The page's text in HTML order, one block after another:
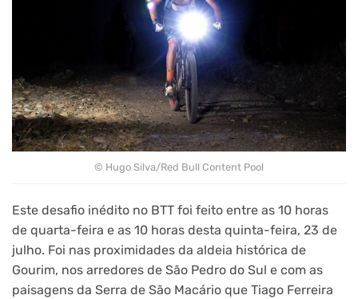
© Hugo Silva/Red Bull Content Pool
Este desafio inédito no BTT foi feito entre as 10 horas
de quarta-feira e as 10 horas desta quinta-feira, 23 de
julho. Foi nas proximidades da aldeia histórica de
Gourim, nos arredores de São Pedro do Sul e com as
paisagens da Serra de São Macário que Tiago Ferreira